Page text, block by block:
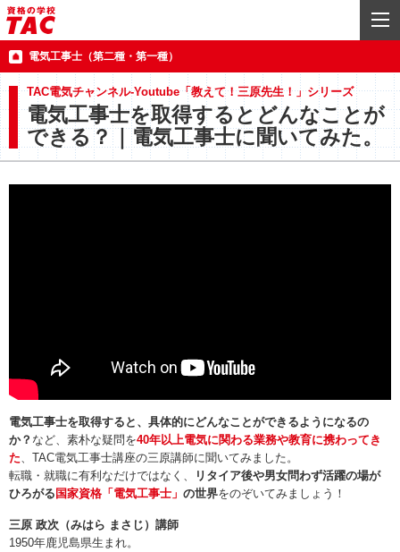
電気工事士（第二種・第一種）
TAC電気チャンネル-Youtube「教えて！三原先生！」シリーズ
電気工事士を取得するとどんなことが
できる？｜電気工事士に聞いてみた。
電気工事士を取得すると、具体的にどんなことができるようになるの
か？ など、素朴な疑問を40年以上電気に関わる業務や教育に携わってき
た 、TAC電気工事士講座の三原講師に聞いてみました。
転職・就職に有利なだけではなく、
リタイア後や男女問わず活躍の場が
ひろがる 国家資格「電気工事士」 の世界をのぞいてみましょう！
三原 政次（みはら まさじ）講師
1950年鹿児島県生まれ。